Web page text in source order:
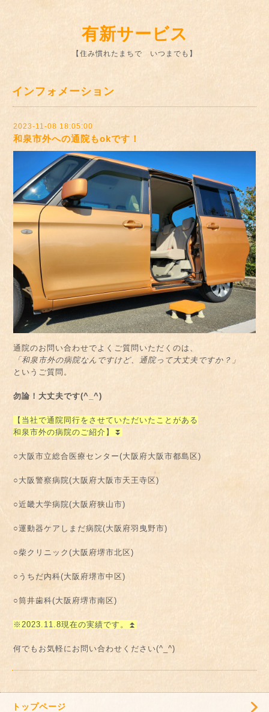
有新サービス
【住み慣れたまちで いつまでも】
インフォメーション
2023-11-08 18:05:00
和泉市外への通院もokです！
通院のお問い合わせでよくご質問いただくのは、
「和泉市外の病院なんですけど、通院って大丈夫ですか？」
というご質問。
勿論！大丈夫です(^_^)
【当社で通院同行をさせていただいたことがある
和泉市外の病院のご紹介】⏬
○大阪市立総合医療センター(大阪府大阪市都島区)
○大阪警察病院(大阪府大阪市天王寺区)
○近畿大学病院(大阪府狭山市)
○運動器ケアしまだ病院(大阪府羽曳野市)
○柴クリニック(大阪府堺市北区)
○うちだ内科(大阪府堺市中区)
○筒井歯科(大阪府堺市南区)
※2023.11.8現在の実績です。⏫
何でもお気軽にお問い合わせください(^_^)
トップページ